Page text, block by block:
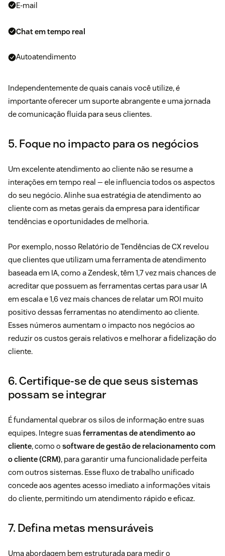
E-mail
Chat em tempo real
Autoatendimento
Independentemente de quais canais você utilize, é
importante oferecer um suporte abrangente e uma jornada
de comunicação fluida para seus clientes.
5. Foque no impacto para os negócios
Um excelente atendimento ao cliente não se resume a
interações em tempo real — ele influencia todos os aspectos
do seu negócio. Alinhe sua estratégia de atendimento ao
cliente com as metas gerais da empresa para identificar
tendências e oportunidades de melhoria.
Por exemplo, nosso Relatório de Tendências de CX revelou
que clientes que utilizam uma ferramenta de atendimento
baseada em IA, como a Zendesk, têm 1,7 vez mais chances de
acreditar que possuem as ferramentas certas para usar IA
em escala e 1,6 vez mais chances de relatar um ROI muito
positivo dessas ferramentas no atendimento ao cliente.
Esses números aumentam o impacto nos negócios ao
reduzir os custos gerais relativos e melhorar a fidelização do
cliente.
6. Certifique-se de que seus sistemas
possam se integrar
É fundamental quebrar os silos de informação entre suas
equipes. Integre suas ferramentas de atendimento ao
cliente, como o software de gestão de relacionamento com
o cliente (CRM), para garantir uma funcionalidade perfeita
com outros sistemas. Esse fluxo de trabalho unificado
concede aos agentes acesso imediato a informações vitais
do cliente, permitindo um atendimento rápido e eficaz.
7. Defina metas mensuráveis
Uma abordagem bem estruturada para medir o